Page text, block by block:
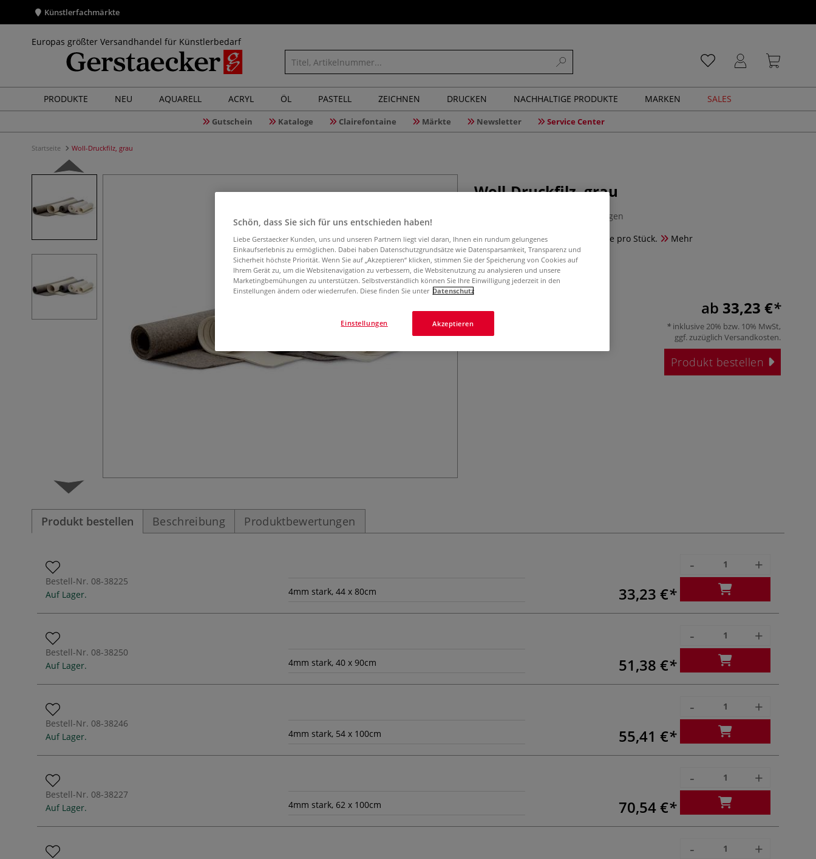
Künstlerfachmärkte
Europas größter Versandhandel für Künstlerbedarf
PRODUKTE NEU AQUARELL ACRYL ÖL PASTELL ZEICHNEN DRUCKEN NACHHALTIGE PRODUKTE MARKEN SALES
Gutschein Kataloge Clairefontaine Märkte Newsletter Service Center
Startseite Woll-Druckfilz, grau
Woll-Druckfilz, grau
0 Bewertungen
Grau, 4mm stark, halbfest. - Preise pro Stück.
Mehr
ab 33,23 €
inklusive 20% bzw. 10% MwSt,
ggf. zuzüglich Versandkosten.
Produkt bestellen
Produkt bestellen Beschreibung Produktbewertungen
Bestell-Nr. 08-38225
Auf Lager.
4mm stark, 44 x 80cm 33,23 €
- +
Bestell-Nr. 08-38250
Auf Lager.
4mm stark, 40 x 90cm 51,38 €
- +
Bestell-Nr. 08-38246
Auf Lager.
4mm stark, 54 x 100cm 55,41 €
- +
Bestell-Nr. 08-38227
Auf Lager.
4mm stark, 62 x 100cm 70,54 €
- +
- +
Schön, dass Sie sich für uns entschieden haben!
Liebe Gerstaecker Kunden, uns und unseren Partnern liegt viel daran, Ihnen ein rundum gelungenes
Einkaufserlebnis zu ermöglichen. Dabei haben Datenschutzgrundsätze wie Datensparsamkeit, Transparenz und
Sicherheit höchste Priorität. Wenn Sie auf „Akzeptieren“ klicken, stimmen Sie der Speicherung von Cookies auf
Ihrem Gerät zu, um die Websitenavigation zu verbessern, die Websitenutzung zu analysieren und unsere
Marketingbemühungen zu unterstützen. Selbstverständlich können Sie Ihre Einwilligung jederzeit in den
Einstellungen ändern oder wiederrufen. Diese finden Sie unter Datenschutz
Akzeptieren
Einstellungen